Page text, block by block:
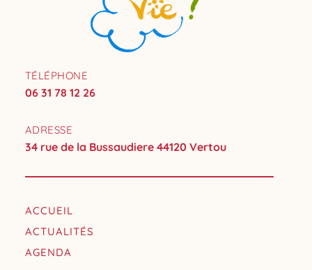
TÉLÉPHONE
06 31 78 12 26
ADRESSE
34 rue de la Bussaudiere 44120 Vertou
ACCUEIL
ACTUALITÉS
AGENDA